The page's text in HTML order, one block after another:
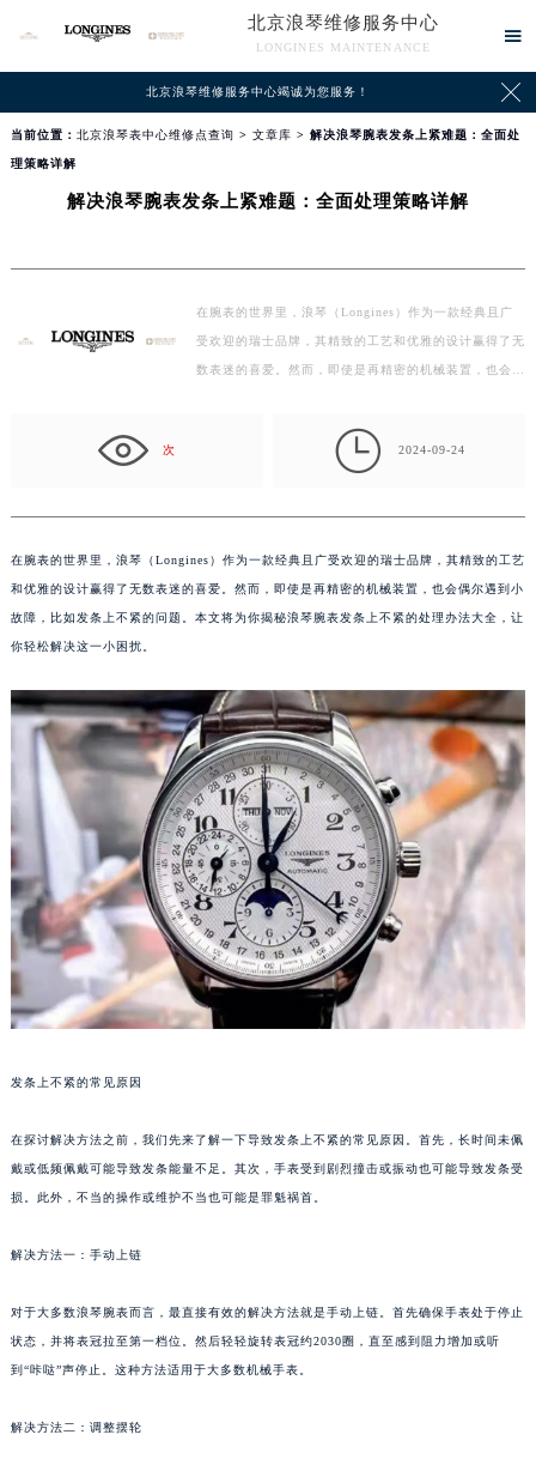
北京浪琴维修服务中心
LONGINES MAINTENANCE

北京浪琴维修服务中心竭诚为您服务！ 
当前位置： 北京浪琴表中心维修点查询 > 文章库 > 解决浪琴腕表发条上紧难题：全面处
理策略详解
解决浪琴腕表发条上紧难题：全面处理策略详解
在腕表的世界里，浪琴（Longines）作为一款经典且广
受欢迎的瑞士品牌，其精致的工艺和优雅的设计赢得了无
数表迷的喜爱。然而，即使是再精密的机械装置，也会偶
次  2024-09-24
在腕表的世界里，浪琴（Longines）作为一款经典且广受欢迎的瑞士品牌，其精致的工艺
和优雅的设计赢得了无数表迷的喜爱。然而，即使是再精密的机械装置，也会偶尔遇到小
故障，比如发条上不紧的问题。本文将为你揭秘浪琴腕表发条上不紧的处理办法大全，让
你轻松解决这一小困扰。
发条上不紧的常见原因
在探讨解决方法之前，我们先来了解一下导致发条上不紧的常见原因。首先，长时间未佩
戴或低频佩戴可能导致发条能量不足。其次，手表受到剧烈撞击或振动也可能导致发条受
损。此外，不当的操作或维护不当也可能是罪魁祸首。
解决方法一：手动上链
对于大多数浪琴腕表而言，最直接有效的解决方法就是手动上链。首先确保手表处于停止
状态，并将表冠拉至第一档位。然后轻轻旋转表冠约2030圈，直至感到阻力增加或听
到“咔哒”声停止。这种方法适用于大多数机械手表。
解决方法二：调整摆轮